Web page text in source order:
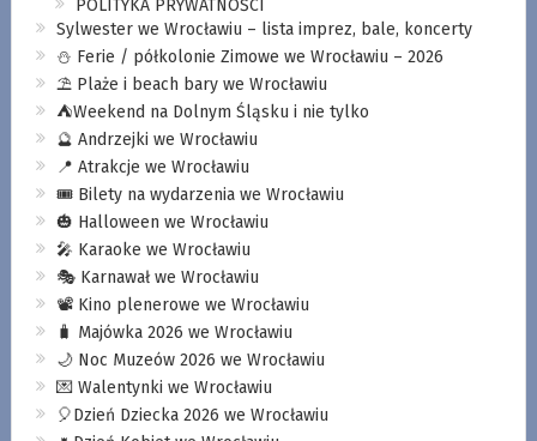
POLITYKA PRYWATNOŚCI
Sylwester we Wrocławiu – lista imprez, bale, koncerty
⛄️ Ferie / półkolonie Zimowe we Wrocławiu – 2026
⛱️ Plaże i beach bary we Wrocławiu
⛺️Weekend na Dolnym Śląsku i nie tylko
🔮 Andrzejki we Wrocławiu
📍 Atrakcje we Wrocławiu
🎟️ Bilety na wydarzenia we Wrocławiu
🎃 Halloween we Wrocławiu
🎤 Karaoke we Wrocławiu
🎭 Karnawał we Wrocławiu
📽️ Kino plenerowe we Wrocławiu
🧳 Majówka 2026 we Wrocławiu
🌙 Noc Muzeów 2026 we Wrocławiu
💌 Walentynki we Wrocławiu
🎈Dzień Dziecka 2026 we Wrocławiu